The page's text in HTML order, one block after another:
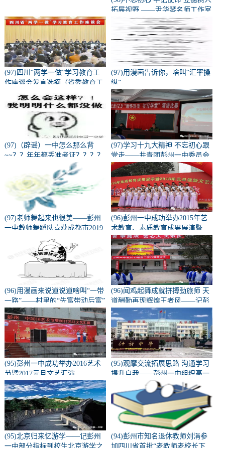
拓展视野 ——尹华琴名师工作室
部分成员参加中国教育年会
(97)四川“两学一做”学习教育工
作座谈会发言选摘（省委教育工
(97)用漫画告诉你，啥叫“汇率操
纵”
(97)（辟谣）一中怎么那么背
~~？？年年都丢准考证？？？？
(97)学习十九大精神 不忘初心跟
党走——共青团彭州一中委员会
学习十九大精神宣讲会
(97)老师舞起来也很美——彭州
一中教师舞蹈队喜获成都市2019
校园啦啦操、健美操总决赛校园
组--教师组一等奖
(96)彭州一中成功举办2015年艺
术教育、素质教育成果展演暨
2016元旦迎新活动
(96)用漫画来说道说道啥叫“一带
一路”——村里的“先富带动后富”
(96)闻鸡起舞成就拼搏劲旅师 天
道酬勤再现辉煌王者风——记彭
州一中隆重召开高2015级高三百
日誓师动员大会
(95)彭州一中成功举办2016艺术
节暨2017元旦文艺汇演
(95)观摩交流拓展思路 沟通学习
提升自我——彭州一中组织高一
高二教师外出教研学习
(95)北京归来忆游学——记彭州
一中部分指标到校生北京游学之
(94)彭州市知名退休教师刘涓参
加四川省首批“老教师老校长下